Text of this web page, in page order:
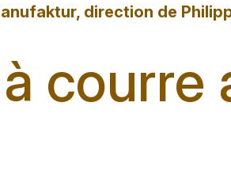
direction de
courre